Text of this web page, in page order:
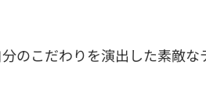
のこだわりを演出した素敵な